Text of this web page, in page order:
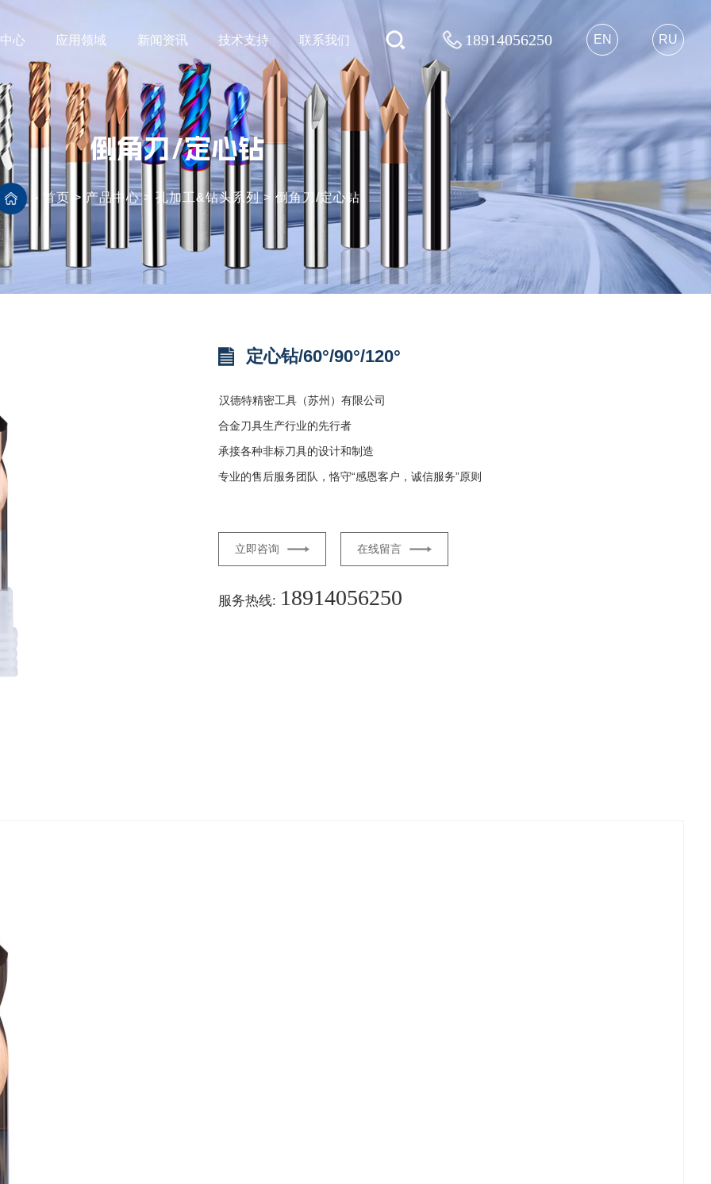
心 应用领域 新闻资讯 技术支持 联系我们 18914056250 EN RU
倒角刀/定心钻
> 首页 > 产品中心> 孔加工&钻头系列> 倒角刀/定心钻
定心钻/60°/90°/120°
汉德特精密工具（苏州）有限公司
合金刀具生产行业的先行者
承接各种非标刀具的设计和制造
专业的售后服务团队，恪守“感恩客户，诚信服务”原则
立即咨询 在线留言
服务热线: 18914056250